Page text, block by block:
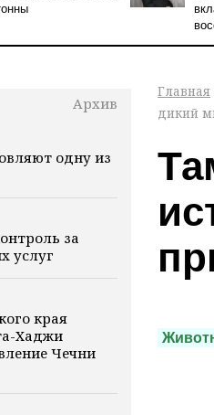
Архив
одну из
за
услуг
края
Хаджи
Чечни
Главная
дикий